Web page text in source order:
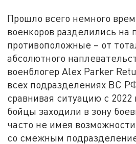
Прошло всего немного
военкоров разделились на
противоположные – от
абсолютного
военблогер Alex Parker
всех подразделениях ВС
сравнивая ситуацию с
бойцы заходили в зону
часто не имея
со смежным